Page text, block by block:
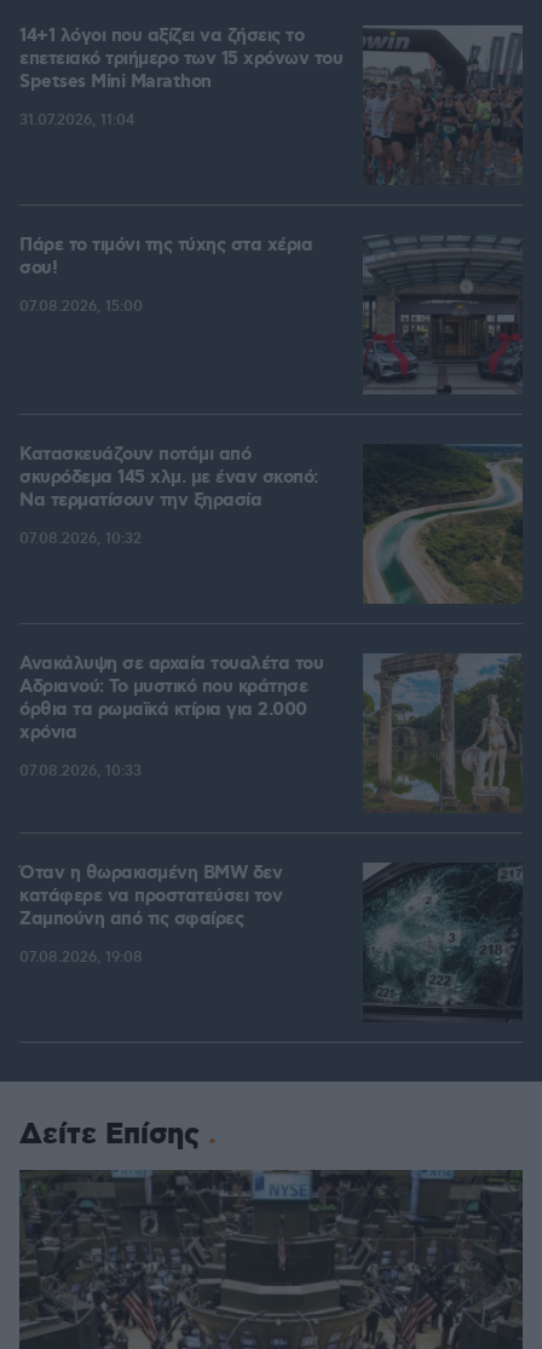
14+1 λόγοι που αξίζει να ζήσεις το
επετειακό τριήμερο των 15 χρόνων του
Spetses Mini Marathon
31.07.2026, 11:04
Πάρε το τιμόνι της τύχης στα χέρια
σου!
07.08.2026, 15:00
Κατασκευάζουν ποτάμι από
σκυρόδεμα 145 χλμ. με έναν σκοπό:
Να τερματίσουν την ξηρασία
07.08.2026, 10:32
Ανακάλυψη σε αρχαία τουαλέτα του
Αδριανού: Το μυστικό που κράτησε
όρθια τα ρωμαϊκά κτίρια για 2.000
χρόνια
07.08.2026, 10:33
Όταν η θωρακισμένη BMW δεν
κατάφερε να προστατεύσει τον
Ζαμπούνη από τις σφαίρες
07.08.2026, 19:08
Δείτε Επίσης